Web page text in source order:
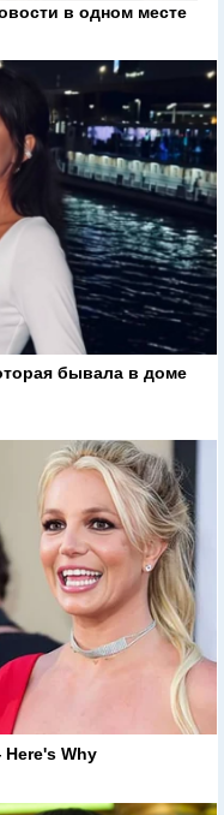
в одном месте
бывала в доме
Why